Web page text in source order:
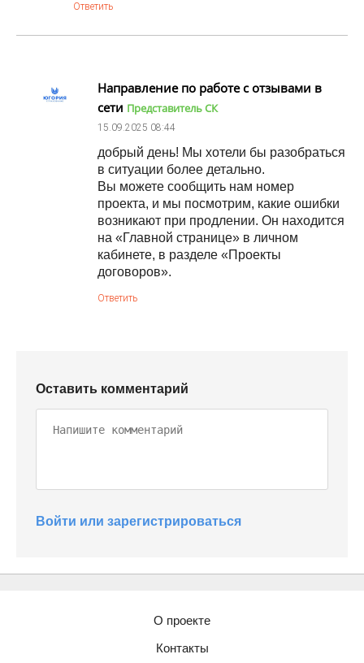
Ответить
Направление по работе с отзывами в
сети Представитель СК
15.09.2025 08:44
добрый день! Мы хотели бы разобраться
в ситуации более детально.
Вы можете сообщить нам номер
проекта, и мы посмотрим, какие ошибки
возникают при продлении. Он находится
на «Главной странице» в личном
кабинете, в разделе «Проекты
договоров».
Ответить
Оставить комментарий
Войти или зарегистрироваться
О проекте
Контакты